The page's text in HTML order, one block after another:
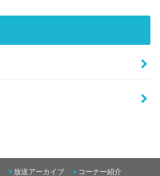
放送アーカイブ コーナー紹介